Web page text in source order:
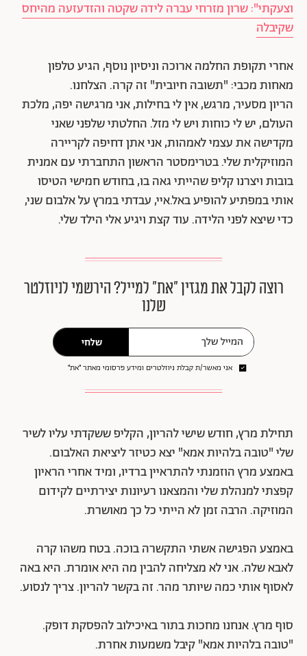
וצעקתי": שרון מזרחי עברה לידה שקטה והזדעזעה מהיחס
שקיבלה
אחרי תקופת החלמה ארוכה וניסיון נוסף, הגיע טלפון
מאחות מכבי: "תשובה חיובית" זה קרה. הצלחנו.
הריון מסעיר, מרגש, אין לי בחילות, אני מרגישה יפה, מלכת
העולם, יש לי כוחות ויש לי מזל. החלטתי שלפני שאני
מקדישה את עצמי לאמהות, אני אתן דחיפה לקריירה
המוזיקלית שלי. בטרימסטר הראשון התחברתי עם אמנית
בובות ויצרנו קליפ שהייתי גאה בו, בחודש חמישי הטיסו
אותי במפתיע להופיע באל.איי, עבדתי במרץ על אלבום שני,
כדי שיצא לפני הלידה. עוד קצת ויגיע אלי הילד שלי.
רוצה לקבל את מגזין ״את״ למייל? הירשמי לניוזלטר
שלנו
שלחי
אני מאשר/ת קבלת ניוזלטרים ומידע פרסומי מאתר ״את״
תחילת מרץ, חודש שישי להריון, הקליפ ששקדתי עליו לשיר
שלי "טובה בלהיות אמא" יצא כטיזר ליציאת האלבום.
באמצע מרץ הוזמנתי להתראיין ברדיו, ומיד אחרי הראיון
קפצתי למנהלת שלי והמצאנו רעיונות יצירתיים לקידום
המוזיקה. הרבה זמן לא הייתי כל כך מאושרת.
באמצע הפגישה אשתי התקשרה בוכה. בטח משהו קרה
לאבא שלה. אני לא מצליחה להבין מה היא אומרת. היא באה
לאסוף אותי כמה שיותר מהר. זה בקשר להריון. צריך לנסוע.
סוף מרץ. אנחנו מחכות בתור באיכילוב להפסקת דופק.
"טובה בלהיות אמא" קיבל משמעות אחרת.